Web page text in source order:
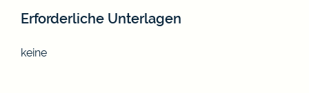
Erforderliche Unterlagen
keine